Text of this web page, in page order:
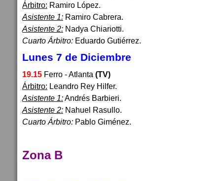
Árbitro: Ramiro López.
Asistente 1: Ramiro Cabrera.
Asistente 2: Nadya Chiariotti.
Cuarto Árbitro: Eduardo Gutiérrez.
Lunes 7 de Diciembre
19.15 Ferro - Atlanta (TV)
Árbitro: Leandro Rey Hilfer.
Asistente 1:Andrés Barbieri.
Asistente 2: Nahuel Rasullo.
Cuarto Árbitro: Pablo Giménez.
Zona B